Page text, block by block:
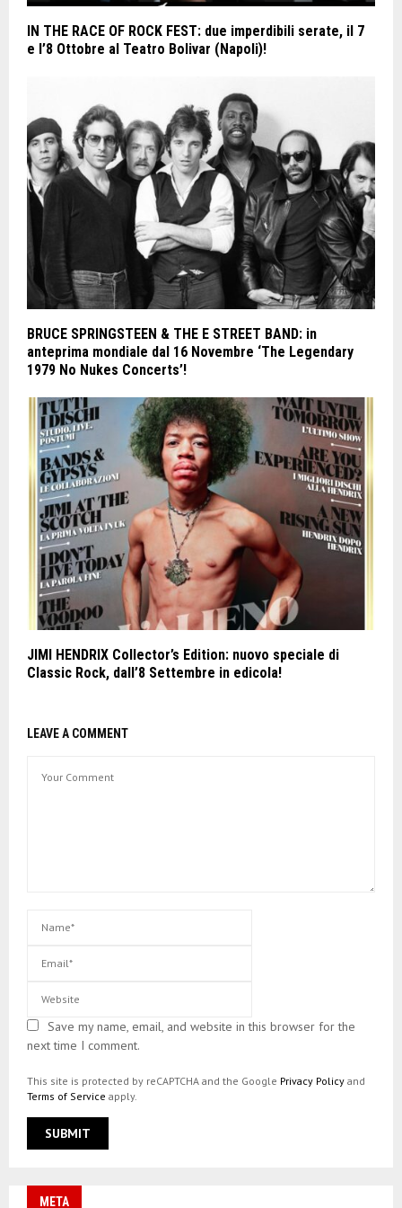
IN THE RACE OF ROCK FEST: due imperdibili serate, il 7
e l’8 Ottobre al Teatro Bolivar (Napoli)!
BRUCE SPRINGSTEEN & THE E STREET BAND: in
anteprima mondiale dal 16 Novembre ‘The Legendary
1979 No Nukes Concerts’!
JIMI HENDRIX Collector’s Edition: nuovo speciale di
Classic Rock, dall’8 Settembre in edicola!
LEAVE A COMMENT
Save my name, email, and website in this browser for the
next time I comment.
This site is protected by reCAPTCHA and the Google Privacy Policy and
Terms of Service apply.
META